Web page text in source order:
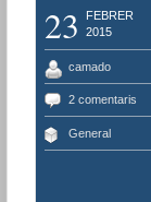
23
FEBRER
2015
camado
2 comentaris
General